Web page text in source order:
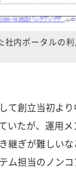
内ポータルの
て創立当初よ
いたが、運用
継ぎが難しい
ム担当のノン